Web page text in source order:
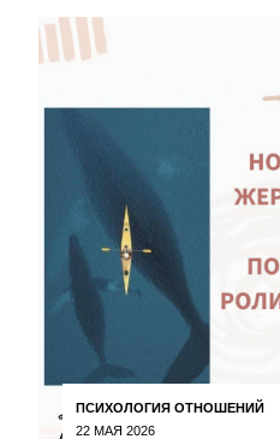
ПСИХОЛОГИЯ ОТНОШЕНИЙ
22 МАЯ 2026